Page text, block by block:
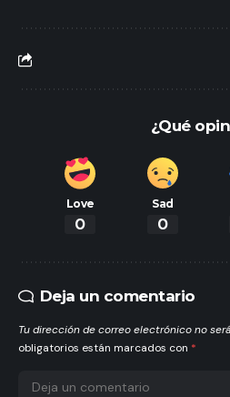
¿Qué
Love
0
Sad
0
Deja un comentario
Tu dirección de correo electrónico no
obligatorios están marcados con *